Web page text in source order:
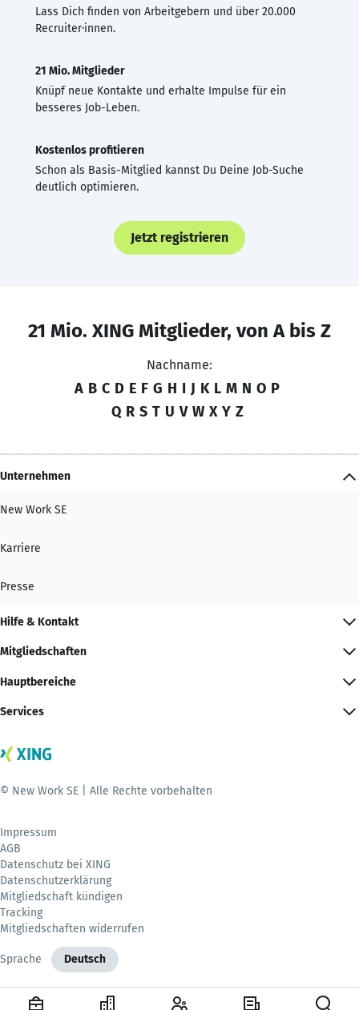
Lass Dich finden von Arbeitgebern und über 20.000
Recruiter·innen.
21 Mio. Mitglieder
Knüpf neue Kontakte und erhalte Impulse für ein
besseres Job-Leben.
Kostenlos profitieren
Schon als Basis-Mitglied kannst Du Deine Job-Suche
deutlich optimieren.
Jetzt registrieren
21 Mio. XING Mitglieder, von A bis Z
Nachname:
A B C D E F G H I J K L M N O P
Q R S T U V W X Y Z
Unternehmen
New Work SE
Karriere
Presse
Hilfe & Kontakt
Mitgliedschaften
Hauptbereiche
Services
© New Work SE | Alle Rechte vorbehalten
Impressum
AGB
Datenschutz bei XING
Datenschutzerklärung
Mitgliedschaft kündigen
Tracking
Mitgliedschaften widerrufen
Sprache Deutsch